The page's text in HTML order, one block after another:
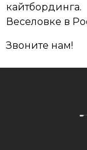
Веселовке в
Звоните нам!